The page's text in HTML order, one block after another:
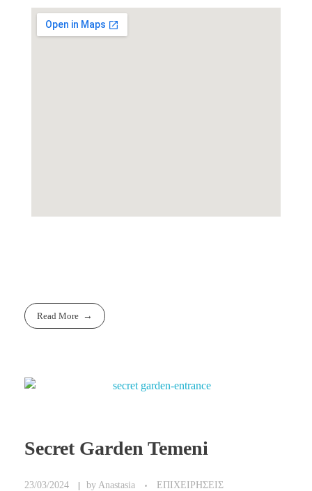
Read More
Secret Garden Temeni
23/03/2024 by Anastasia ΕΠΙΧΕΙΡΗΣΕΙΣ